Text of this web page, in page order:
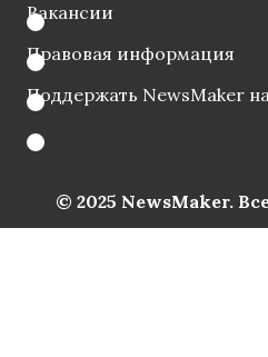
Вакансии
Правовая информация
Поддержать NewsMaker
© 2025 NewsMaker.